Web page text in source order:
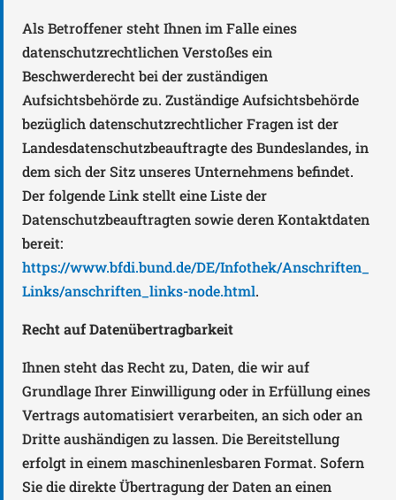
Als Betroffener steht Ihnen im Falle eines
datenschutzrechtlichen Verstoßes ein
Beschwerderecht bei der zuständigen
Aufsichtsbehörde zu. Zuständige Aufsichtsbehörde
bezüglich datenschutzrechtlicher Fragen ist der
Landesdatenschutzbeauftragte des Bundeslandes, in
dem sich der Sitz unseres Unternehmens befindet.
Der folgende Link stellt eine Liste der
Datenschutzbeauftragten sowie deren Kontaktdaten
bereit:
https://www.bfdi.bund.de/DE/Infothek/Anschriften_
Links/anschriften_links-node.html.
Recht auf Datenübertragbarkeit
Ihnen steht das Recht zu, Daten, die wir auf
Grundlage Ihrer Einwilligung oder in Erfüllung eines
Vertrags automatisiert verarbeiten, an sich oder an
Dritte aushändigen zu lassen. Die Bereitstellung
erfolgt in einem maschinenlesbaren Format. Sofern
Sie die direkte Übertragung der Daten an einen